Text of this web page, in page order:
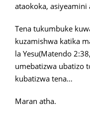
ataokoka, asiyeamini
Tena tukumbuke
kuzamishwa katika
la Yesu(Matendo
umebatizwa ubatizo
kubatizwa tena…
Maran atha.